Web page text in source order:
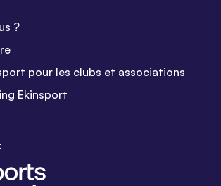
?
pour les clubs et associations
Ekinsport